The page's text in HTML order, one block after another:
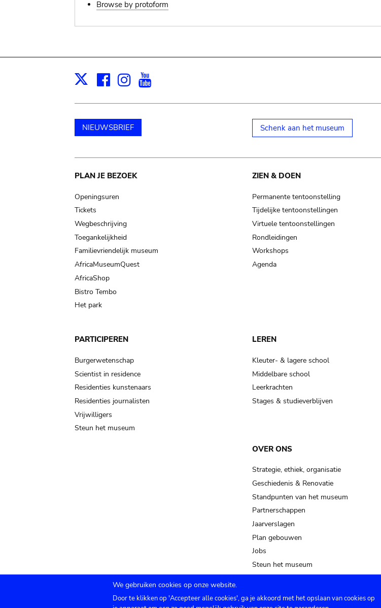
cooking-pot
cooking-pot
frying pan
frying pan; roaster pan
cup; holllow vessel
cooking-pot
jar; mud?
soil, earth
Browse by protoform
X Facebook
Instagram
NIEUWSBRIEF Schenk aan het museum
Main
navigation
PLAN JE BEZOEK
Openingsuren
Tickets
Wegbeschrijving
Toegankelijkheid
Familievriendelijk museum
AfricaMuseumQuest
AfricaShop
Bistro Tembo
Het park
ZIEN & DOEN
Permanente tentoonstelling
Tijdelijke tentoonstellingen
Virtuele tentoonstellingen
Rondleidingen
Workshops
Agenda
PARTICIPEREN
Burgerwetenschap
Scientist in residence
Residenties kunstenaars
Residenties journalisten
Vrijwilligers
Steun het museum
LEREN
Kleuter- & lagere school
Middelbare school
Leerkrachten
Stages & studieverblijven
OVER ONS
Strategie, ethiek, organisatie
Geschiedenis & Renovatie
Standpunten van het museum
Partnerschappen
Jaarverslagen
Plan gebouwen
Jobs
Steun het museum
We gebruiken cookies op onze website.
Door te klikken op 'Accepteer alle cookies', ga je akkoord met het opslaan van cookies op